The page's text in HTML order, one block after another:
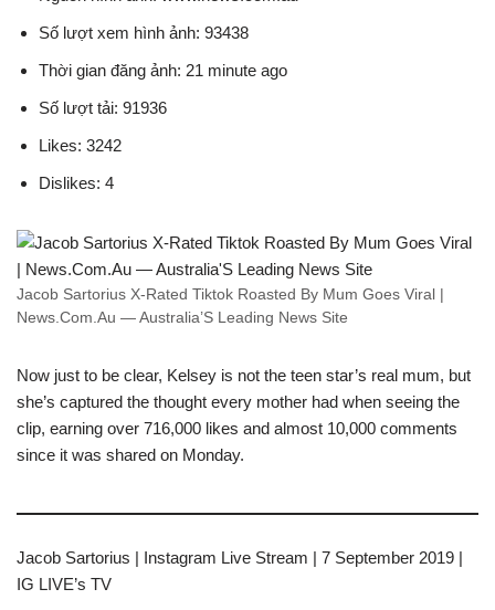
Số lượt xem hình ảnh: 93438
Thời gian đăng ảnh: 21 minute ago
Số lượt tải: 91936
Likes: 3242
Dislikes: 4
Jacob Sartorius X-Rated Tiktok Roasted By Mum Goes Viral |
News.Com.Au — Australia’S Leading News Site
Now just to be clear, Kelsey is not the teen star’s real mum, but
she’s captured the thought every mother had when seeing the
clip, earning over 716,000 likes and almost 10,000 comments
since it was shared on Monday.
Jacob Sartorius | Instagram Live Stream | 7 September 2019 |
IG LIVE’s TV